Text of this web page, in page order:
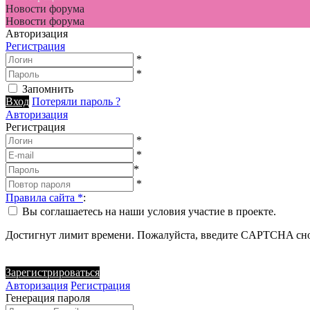
Новости форума
Новости форума
Авторизация
Регистрация
*
*
Запомнить
Вход Потеряли пароль ?
Авторизация
Регистрация
*
*
*
*
Правила сайта *:
Вы соглашаетесь на наши условия участие в проекте.
Достигнут лимит времени. Пожалуйста, введите CAPTCHA
Зарегистрироваться
Авторизация Регистрация
Генерация пароля